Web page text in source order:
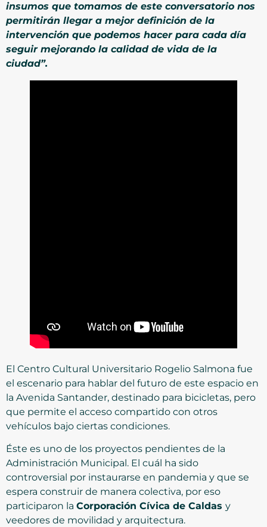
insumos que tomamos de este conversatorio nos
permitirán llegar a mejor definición de la
intervención que podemos hacer para cada día
seguir mejorando la calidad de vida de la
ciudad”.
El Centro Cultural Universitario Rogelio Salmona fue
el escenario para hablar del futuro de este espacio en
la Avenida Santander, destinado para bicicletas, pero
que permite el acceso compartido con otros
vehículos bajo ciertas condiciones.
Éste es uno de los proyectos pendientes de la
Administración Municipal. El cuál ha sido
controversial por instaurarse en pandemia y que se
espera construir de manera colectiva, por eso
participaron la Corporación Cívica de Caldas y
veedores de movilidad y arquitectura.